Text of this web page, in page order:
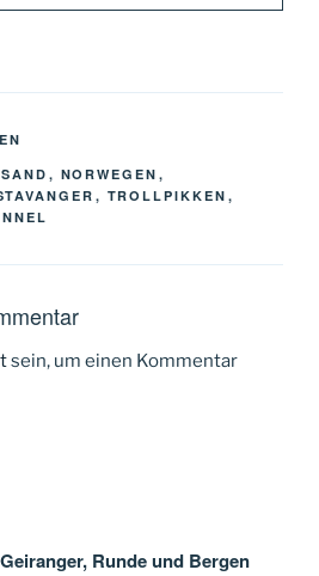
, NORWEGEN ,
, TROLLPIKKEN ,
sein, um einen Kommentar
Runde und Bergen